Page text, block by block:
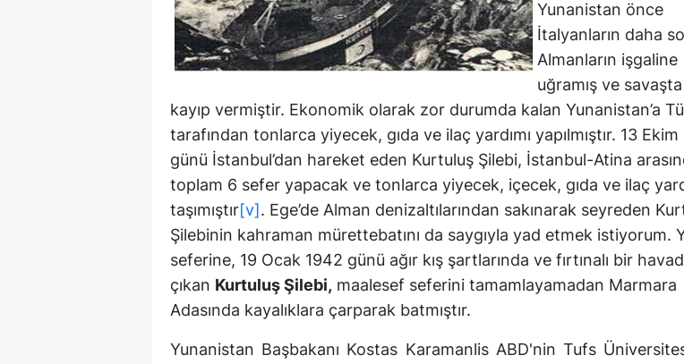
Yunanistan önce
İtalyanların daha
Almanların işgaline
uğramış ve
kayıp vermiştir. Ekonomik olarak zor durumda kalan Yunanistan’a
tarafından tonlarca yiyecek, gıda ve ilaç yardımı yapılmıştır. 13 Ekim
günü İstanbul’dan hareket eden Kurtuluş Şilebi, İstanbul-Atina
toplam 6 sefer yapacak ve tonlarca yiyecek, içecek, gıda ve ilaç
taşımıştır[v]. Ege’de Alman denizaltılarından sakınarak seyreden
Şilebinin kahraman mürettebatını da saygıyla yad etmek istiyorum.
seferine, 19 Ocak 1942 günü ağır kış şartlarında ve fırtınalı bir
çıkan Kurtuluş Şilebi, maalesef seferini tamamlayamadan Marmara
Adasında kayalıklara çarparak batmıştır.
Yunanistan Başbakanı Kostas Karamanlis ABD'nin Tufs